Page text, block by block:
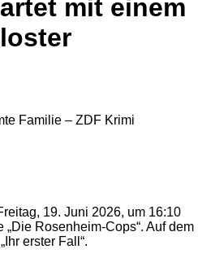
mit einem
19. Juni 2026, um 16:10
Rosenheim-Cops“. Auf dem
erster Fall“.